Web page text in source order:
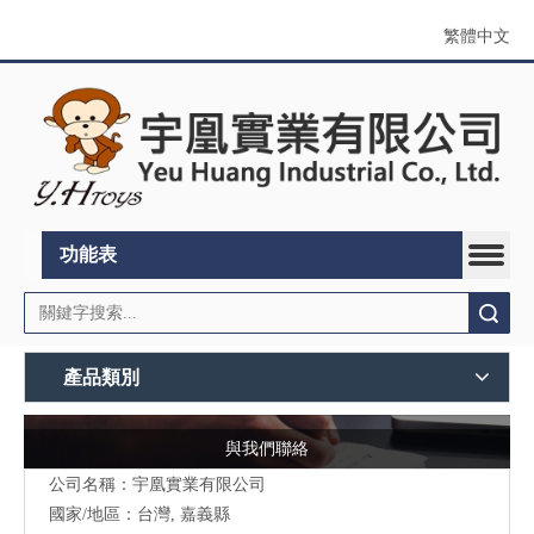
繁體中文
功能表
產品類別
與我們聯絡
公司名稱：宇凰實業有限公司
國家/地區：台灣, 嘉義縣